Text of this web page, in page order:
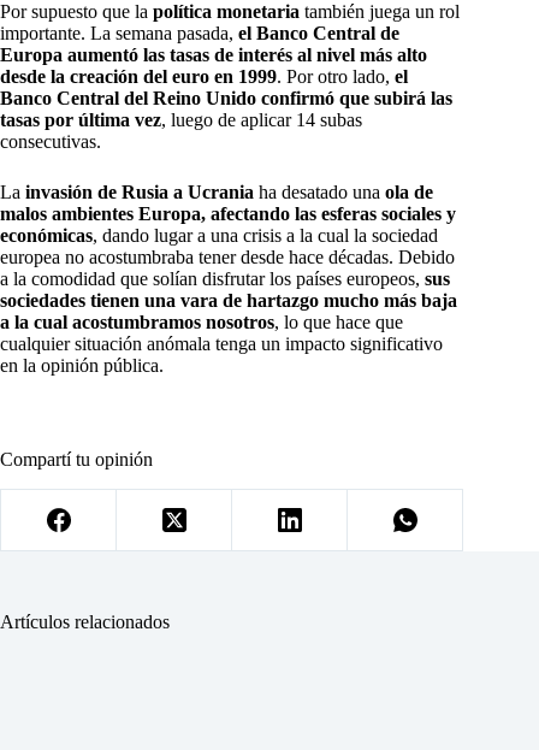
Por supuesto que la política monetaria también juega un rol
importante. La semana pasada, el Banco Central de
Europa aumentó las tasas de interés al nivel más alto
desde la creación del euro en 1999. Por otro lado, el
Banco Central del Reino Unido confirmó que subirá las
tasas por última vez, luego de aplicar 14 subas
consecutivas.
La invasión de Rusia a Ucrania ha desatado una ola de
malos ambientes Europa, afectando las esferas sociales y
económicas, dando lugar a una crisis a la cual la sociedad
europea no acostumbraba tener desde hace décadas. Debido
a la comodidad que solían disfrutar los países europeos, sus
sociedades tienen una vara de hartazgo mucho más baja
a la cual acostumbramos nosotros, lo que hace que
cualquier situación anómala tenga un impacto significativo
en la opinión pública.
Compartí tu opinión
Artículos relacionados